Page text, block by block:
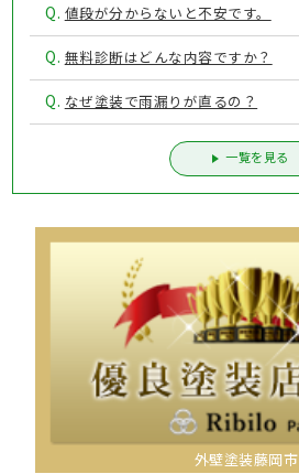
Q. 値段が分からないと不安です。
Q. 無料診断はどんな内容ですか？
Q. なぜ塗装で雨漏りが直るの？
一覧を見る
外壁塗装藤岡市